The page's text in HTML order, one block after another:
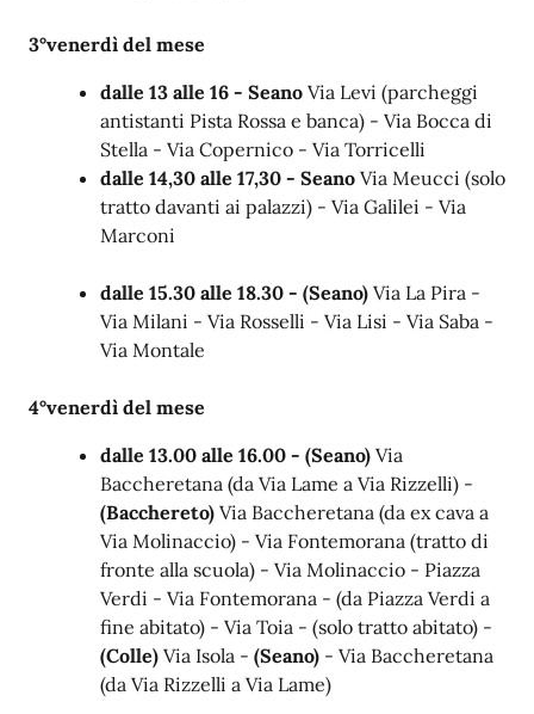
3°venerdì del mese
dalle 13 alle 16 - Seano Via Levi (parcheggi
antistanti Pista Rossa e banca) - Via Bocca di
Stella - Via Copernico - Via Torricelli
dalle 14,30 alle 17,30 - Seano Via Meucci (solo
tratto davanti ai palazzi) - Via Galilei - Via
Marconi
dalle 15.30 alle 18.30 - (Seano) Via La Pira -
Via Milani - Via Rosselli - Via Lisi - Via Saba -
Via Montale
4°venerdì del mese
dalle 13.00 alle 16.00 - (Seano) Via
Baccheretana (da Via Lame a Via Rizzelli) -
(Bacchereto) Via Baccheretana (da ex cava a
Via Molinaccio) - Via Fontemorana (tratto di
fronte alla scuola) - Via Molinaccio - Piazza
Verdi - Via Fontemorana - (da Piazza Verdi a
fine abitato) - Via Toia - (solo tratto abitato) -
(Colle) Via Isola - (Seano) - Via Baccheretana
(da Via Rizzelli a Via Lame)